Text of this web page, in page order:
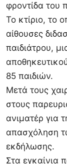
‬φροντίδα‭ ‬του‭
Το‭ ‬κτίριο,‭ ‬το‭
‬αίθουσες‭
‬παιδιάτρου,‭
‬85‭ ‬παιδιών.
Μετά‭ ‬τους‭
‬στους‭
‬ανιματέρ‭ ‬για‭
‬απασχόληση‭
‬εκδήλωσης.‭
Στα‭ ‬εγκαίνια‭